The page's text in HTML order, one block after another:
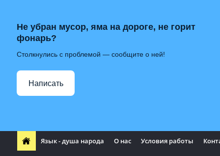
Не убран мусор, яма на дороге, не горит
фонарь?
Столкнулись с проблемой — сообщите о ней!
Написать
Язык - душа народа О нас Условия работы